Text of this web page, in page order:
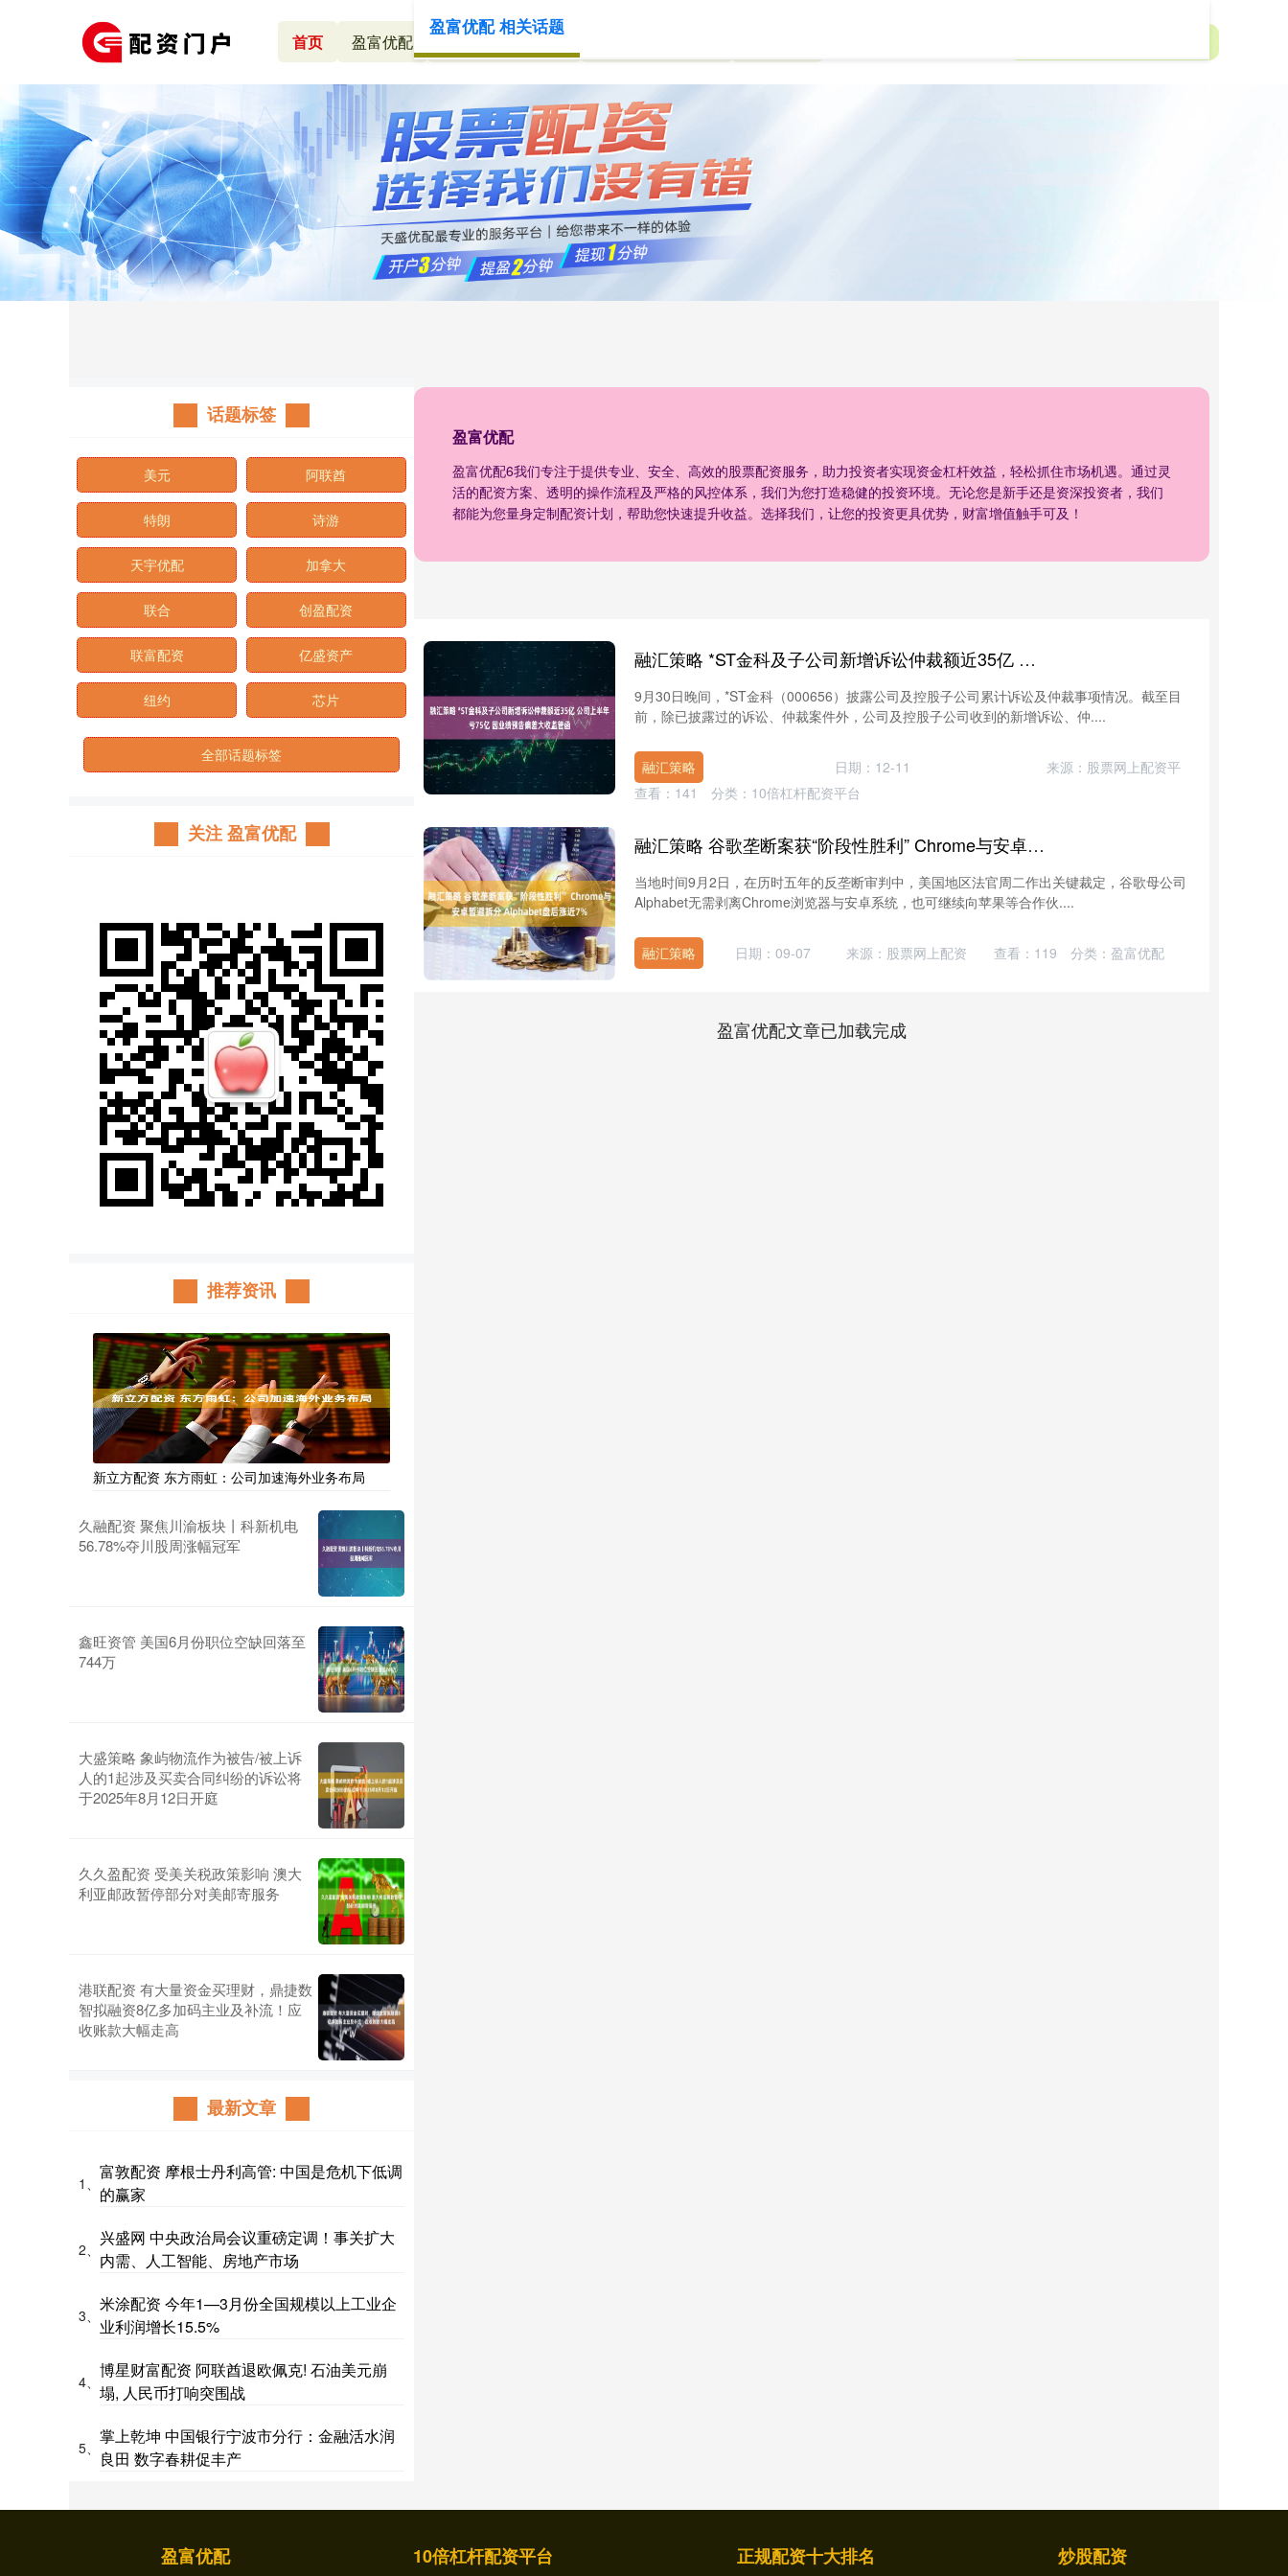
首页 盈富优配 10倍杠杆配资平台
盈富优配
盈富优配6我们专注于提供专业、安全、高效的股票配资服务，助力投资者实现资金杠杆效益，轻松抓住市场机遇。通过灵
活的配资方案、透明的操作流程及严格的风控体系，我们为您打造稳健的投资环境。无论您是新手还是资深投资者，我们
都能为您量身定制配资计划，帮助您快速提升收益。选择我们，让您的投资更具优势，财富增值触手可及！
盈富优配 相关话题
融汇策略 *ST金科及子公司新增诉讼仲裁额近35亿 公司上半年亏75亿 因业绩预告偏差大收监管函
9月30日晚间，*ST金科（000656）披露公司及控股子公司累计诉讼及仲裁事项情况。截至目
前，除已披露过的诉讼、仲裁案件外，公司及控股子公司收到的新增诉讼、仲....
融汇策略 日期：12-11
来源：股票网上配资平
查看： 141 分类： 10倍杠杆配资平台
融汇策略 谷歌垄断案获“阶段性胜利” Chrome与安卓暂避拆分 Alphabet盘后涨近7%
当地时间9月2日，在历时五年的反垄断审判中，美国地区法官周二作出关键裁定，谷歌母公司
Alphabet无需剥离Chrome浏览器与安卓系统，也可继续向苹果等合作伙....
融汇策略 日期：09-07 来源：股票网上配资 查看： 119 分类： 盈富优配
盈富优配文章已加载完成
话题标签
美元 阿联酋
特朗 诗游
天宇优配 加拿大
联合 创盈配资
联富配资 亿盛资产
纽约 芯片
全部话题标签
关注 盈富优配
推荐资讯
新立方配资 东方雨虹：公司加速海外业务布局
久融配资 聚焦川渝板块丨科新机电
56.78%夺川股周涨幅冠军
鑫旺资管 美国6月份职位空缺回落至
744万
大盛策略 象屿物流作为被告/被上诉
人的1起涉及买卖合同纠纷的诉讼将
于2025年8月12日开庭
久久盈配资 受美关税政策影响 澳大
利亚邮政暂停部分对美邮寄服务
港联配资 有大量资金买理财，鼎捷数
智拟融资8亿多加码主业及补流！应
收账款大幅走高
最新文章
1、
富敦配资 摩根士丹利高管: 中国是危机下低调
的赢家
2、
兴盛网 中央政治局会议重磅定调！事关扩大
内需、人工智能、房地产市场
3、
米涂配资 今年1—3月份全国规模以上工业企
业利润增长15.5%
4、
博星财富配资 阿联酋退欧佩克! 石油美元崩
塌, 人民币打响突围战
5、
掌上乾坤 中国银行宁波市分行：金融活水润
良田 数字春耕促丰产
盈富优配 10倍杠杆配资平台 正规配资十大排名 炒股配资